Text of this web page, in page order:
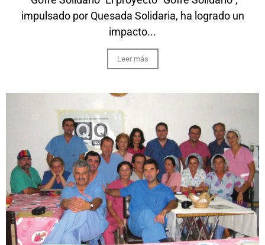
impulsado por Quesada Solidaria, ha logrado un
impacto...
Leer más